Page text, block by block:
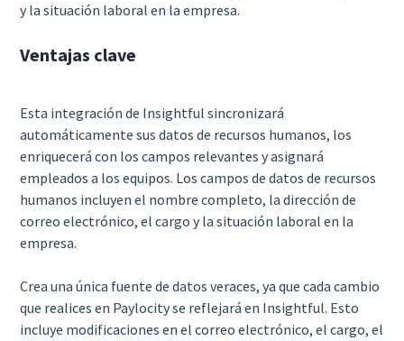
y la situación laboral en la empresa.
Ventajas clave
Esta integración de Insightful sincronizará
automáticamente sus datos de recursos humanos, los
enriquecerá con los campos relevantes y asignará
empleados a los equipos. Los campos de datos de recursos
humanos incluyen el nombre completo, la dirección de
correo electrónico, el cargo y la situación laboral en la
empresa.
Crea una única fuente de datos veraces, ya que cada cambio
que realices en Paylocity se reflejará en Insightful. Esto
incluye modificaciones en el correo electrónico, el cargo, el